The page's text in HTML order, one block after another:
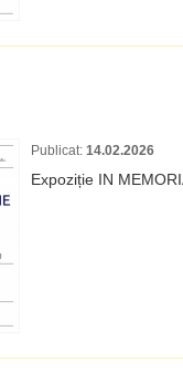
Publicat: 14.02.2026
Expoziție IN